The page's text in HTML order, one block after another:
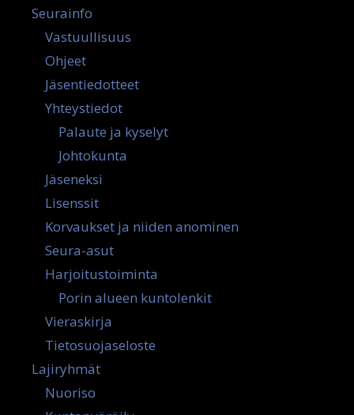
Seurainfo
Vastuullisuus
Ohjeet
Jäsentiedotteet
Yhteystiedot
Palaute ja kyselyt
Johtokunta
Jäseneksi
Lisenssit
Korvaukset ja niiden anominen
Seura-asut
Harjoitustoiminta
Porin alueen kuntolenkit
Vieraskirja
Tietosuojaseloste
Lajiryhmät
Nuoriso